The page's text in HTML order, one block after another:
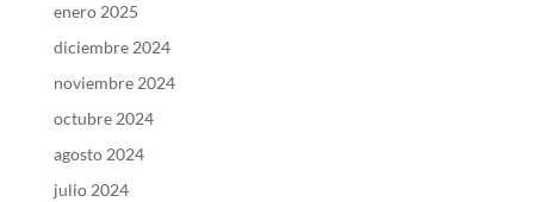
enero 2025
diciembre 2024
noviembre 2024
octubre 2024
agosto 2024
julio 2024